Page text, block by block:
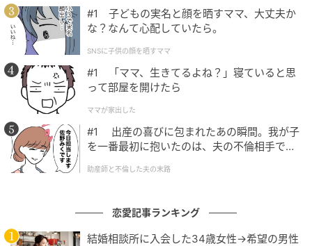
を挙げた。その理由は「公の場では常に気品を失わ
ず、王族として節度と品位を保っている。表向きはす
べてを手にしているように見えるが、王室の中では誰
一人として心を許せる相手がいない境遇に置かれてい
る。それにもかかわらず、国民からの関心と愛を一身
に受ける、国民が最も愛する王族だ」と説明した。
また、それを表現するために「国民から愛される分、
嫉妬や妬みも共存していると考えた。誰かは親切だ
が、また誰かには冷徹でもある。決して隙を見せては
え、その中で現れる微妙な感情を表現しようと努め
た」と明かした。
#1 子どもの実名と顔を晒すママ、大丈夫か
な？なんて心配していたら。
SNSに子供の顔を晒すママ
#1 「ママ、生きてるよね？」寝ていると思
って部屋を開けたら
ママが家出した
#1 出産の喜びに包まれたあの瞬間。我が子
を一番最初に抱いたのは、夫の不倫相手でし
助産師と不倫した夫の末路
恋愛記事ランキング
結婚相談所に入会した34歳女性→希望の男性